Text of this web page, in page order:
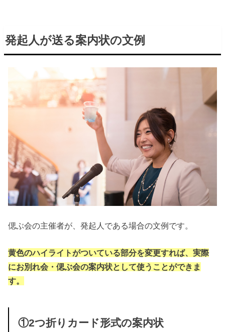
発起人が送る案内状の文例
偲ぶ会の主催者が、発起人である場合の文例です。
黄色のハイライトがついている部分を変更すれば、実際
にお別れ会・偲ぶ会の案内状として使うことができま
す。
①2つ折りカード形式の案内状